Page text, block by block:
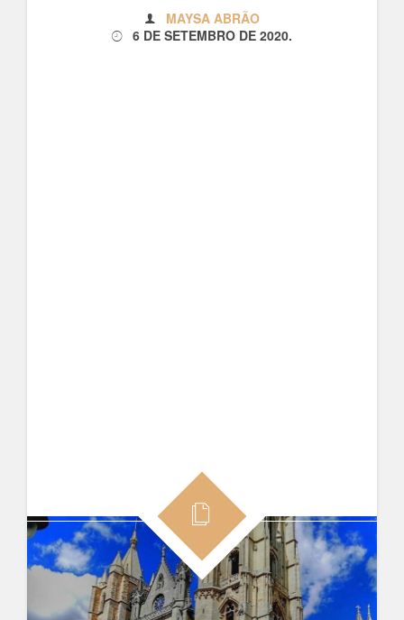
MAYSA ABRÃO
6 DE SETEMBRO DE 2020.